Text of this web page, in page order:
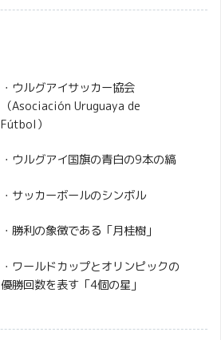
・ウルグアイサッカー協会
（Asociación Uruguaya de
Fútbol）
・ウルグアイ国旗の青白の9本の縞
・サッカーボールのシンボル
・勝利の象徴である「月桂樹」
・ワールドカップとオリンピックの
優勝回数を表す「4個の星」